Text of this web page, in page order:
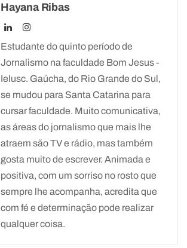
Hayana Ribas
Estudante do quinto período de
Jornalismo na faculdade Bom Jesus -
Ielusc. Gaúcha, do Rio Grande do Sul,
se mudou para Santa Catarina para
cursar faculdade. Muito comunicativa,
as áreas do jornalismo que mais lhe
atraem são TV e rádio, mas também
gosta muito de escrever. Animada e
positiva, com um sorriso no rosto que
sempre lhe acompanha, acredita que
com fé e determinação pode realizar
qualquer coisa.